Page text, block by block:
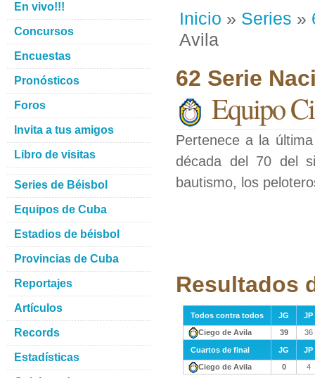
Inicio » Series »
Avila
62 Serie
Equipo
Pertenece a la
década del 70 del
bautismo, los
Resultados
Todos contra todos JG
JP
Ciego de Avila
39 36
Cuartos de final JG
JP
Ciego de Avila
0 4
En vivo!!!
Concursos
Encuestas
Pronósticos
Foros
Invita a tus amigos
Libro de visitas
Series de Béisbol
Equipos de Cuba
Estadios de béisbol
Provincias de Cuba
Reportajes
Artículos
Records
Estadísticas